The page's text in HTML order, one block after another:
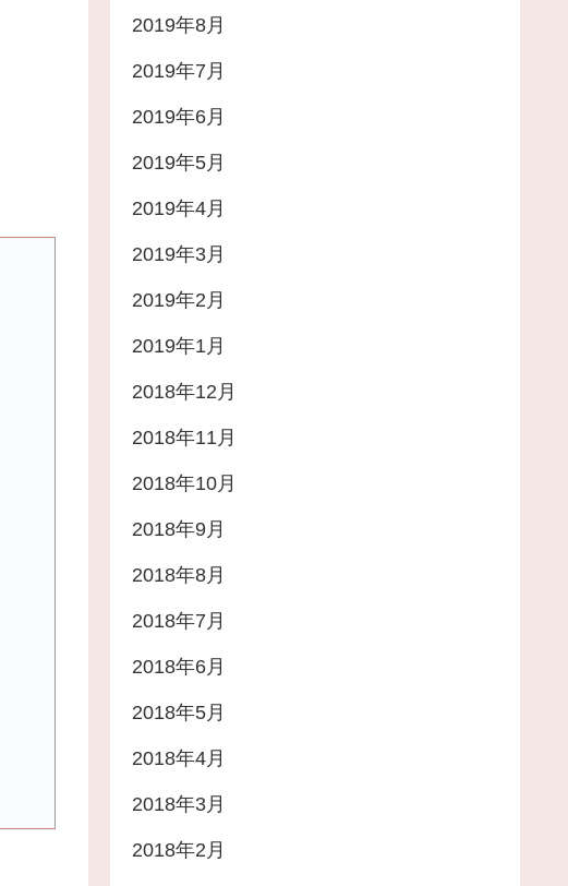
2019年8月
2019年7月
2019年6月
2019年5月
2019年4月
2019年3月
2019年2月
2019年1月
2018年12月
2018年11月
2018年10月
2018年9月
2018年8月
2018年7月
2018年6月
2018年5月
2018年4月
2018年3月
2018年2月